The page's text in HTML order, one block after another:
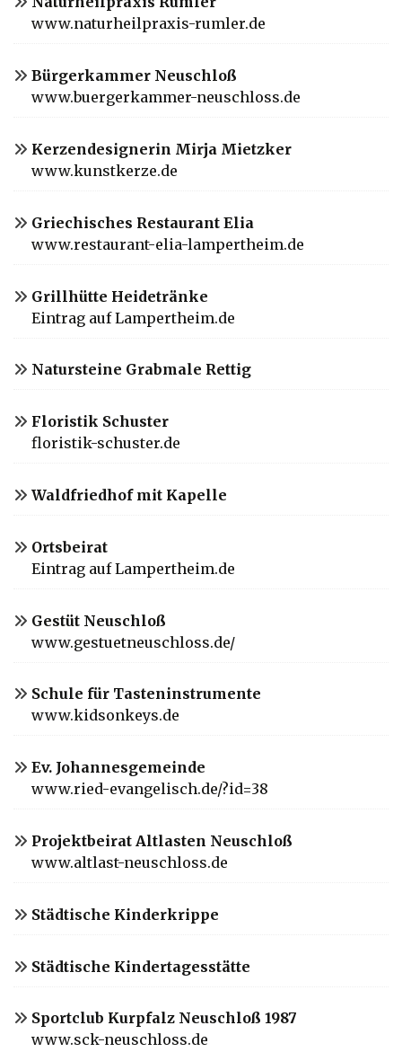
www.naturheilpraxis-rumler.de
Bürgerkammer Neuschloß
www.buergerkammer-neuschloss.de
Kerzendesignerin Mirja Mietzker
www.kunstkerze.de
Griechisches Restaurant Elia
www.restaurant-elia-lampertheim.de
Grillhütte Heidetränke
Eintrag auf Lampertheim.de
Natursteine Grabmale Rettig
Floristik Schuster
floristik-schuster.de
Waldfriedhof mit Kapelle
Ortsbeirat
Eintrag auf Lampertheim.de
Gestüt Neuschloß
www.gestuetneuschloss.de/
Schule für Tasteninstrumente
www.kidsonkeys.de
Ev. Johannesgemeinde
www.ried-evangelisch.de/?id=38
Projektbeirat Altlasten Neuschloß
www.altlast-neuschloss.de
Städtische Kinderkrippe
Städtische Kindertagesstätte
Sportclub Kurpfalz Neuschloß 1987
www.sck-neuschloss.de